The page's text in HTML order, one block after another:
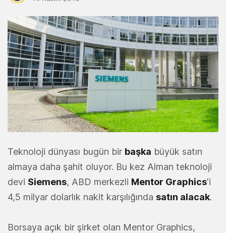
Teknoloji dünyası bugün bir başka büyük satın
almaya daha şahit oluyor. Bu kez Alman teknoloji
devi Siemens, ABD merkezli Mentor Graphics'i
4,5 milyar dolarlık nakit karşılığında satın alacak.
Borsaya açık bir şirket olan Mentor Graphics,